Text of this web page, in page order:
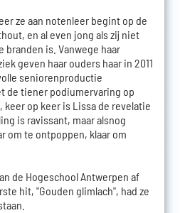
ze aan notenleer begint op de
en al even jong als zij niet
branden is. Vanwege haar
geven haar ouders haar in 2011
seniorenproductie
de tiener podiumervaring op
keer op keer is Lissa de revelatie
is ravissant, maar alsnog
om te ontpoppen, klaar om
de Hogeschool Antwerpen af
hit, "Gouden glimlach", had ze